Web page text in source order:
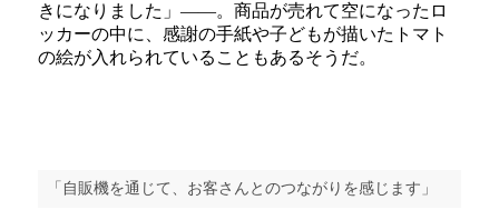
きになりました」――。商品が売れて空になったロ
ッカーの中に、感謝の手紙や子どもが描いたトマト
の絵が入れられていることもあるそうだ。
「自販機を通じて、お客さんとのつながりを感じます」